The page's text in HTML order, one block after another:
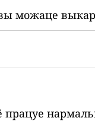
можаце
працуе